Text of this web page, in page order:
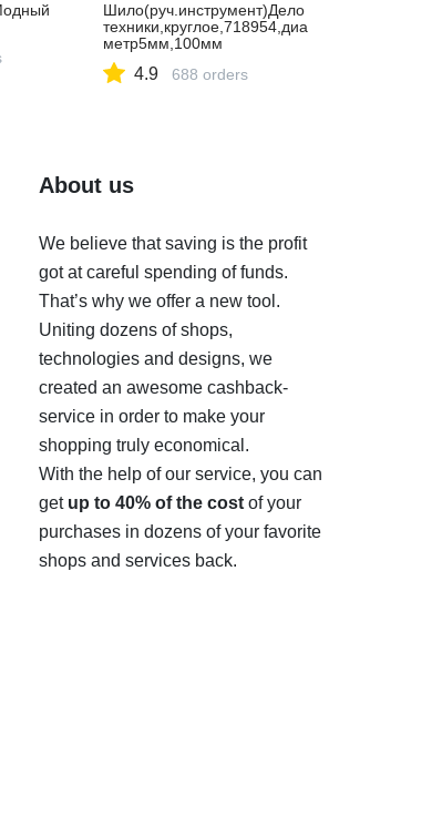
Шило(руч.инструмент)Дело
техники,круглое,718954,диа
метр5мм,100мм
4.9 688 orders
About us
We believe that saving is the profit
got at careful spending of funds.
That’s why we offer a new tool.
Uniting dozens of shops,
technologies and designs, we
created an awesome cashback-
service in order to make your
shopping truly economical.
With the help of our service, you can
get up to 40% of the costof your
purchases in dozens of your favorite
shops and services back.